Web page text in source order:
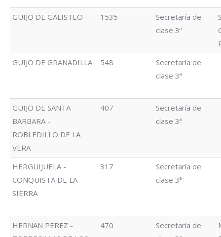
GUIJO DE GALISTEO 1535
Secretaría de
clase 3ª
GUIJO DE GRANADILLA
548
Secretaria de
clase 3ª
GUIJO DE SANTA
BARBARA -
ROBLEDILLO DE LA
VERA
407
Secretaría de
clase 3ª
HERGUIJUELA -
CONQUISTA DE LA
SIERRA
317
Secretaría de
clase 3ª
HERNAN PEREZ -
470
Secretaría de